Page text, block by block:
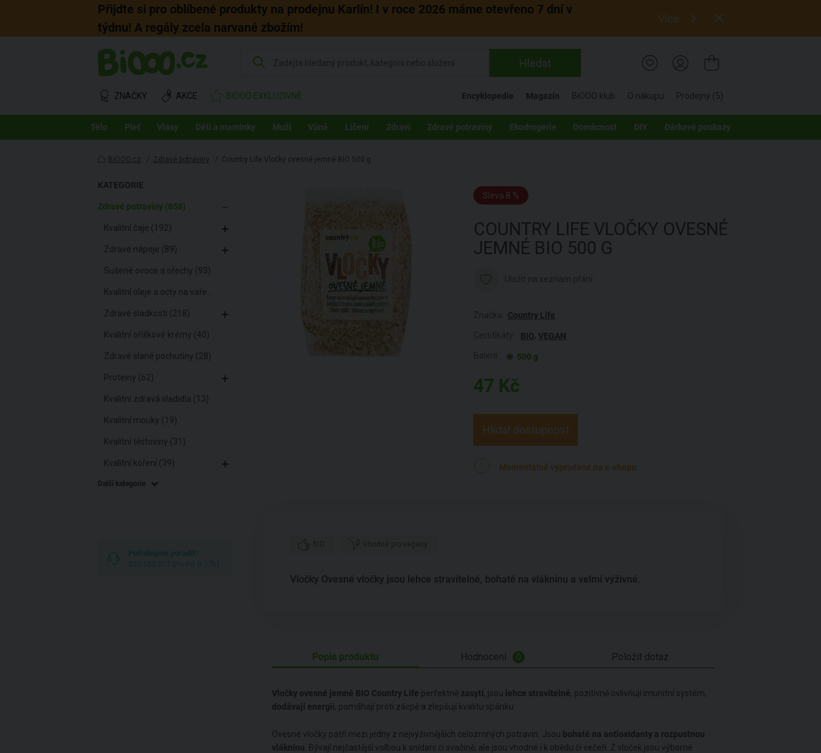
Přijdte si pro oblíbené produkty na prodejnu Karlín! I v roce 2026 máme otevřeno 7 dní v
týdnu! A regály zcela narvané zbožím!
Více
Hledat
ZNAČKY AKCE BIOOO EXKLUZIVNĚ Encyklopedie Magazín BiOOO klub O nákupu Prodejny (5)
Tělo Pleť Vlasy Děti a maminky Muži Vůně Líčení Zdraví Zdravé potraviny Ekodrogerie Domácnost DIY Dárkové poukazy
BiOOO.cz / Zdravé potraviny / Country Life Vločky ovesné jemné BIO 500 g
KATEGORIE
Zdravé potraviny (858)
Kvalitní čaje (192)
Zdravé nápoje (89)
Sušené ovoce a ořechy (93)
Zdravé sladkosti (218)
Kvalitní oříškové krémy (40)
Zdravé slané pochutiny (28)
Proteiny (62)
Kvalitní zdravá sladidla (13)
Kvalitní mouky (19)
Kvalitní těstoviny (31)
Kvalitní koření (39)
Další kategorie
Sleva 8 %
COUNTRY LIFE VLOČKY OVESNÉ
JEMNÉ BIO 500 G
Country Life
BIO, VEGAN
500 g
47 Kč
Hlídat dostupnost
Momentálně vyprodané na e-shopu
BIO Vhodné pro vegany
Vločky Ovesné vločky jsou lehce stravitelné, bohaté na vlákninu a velmi výživné.
Popis produktu Hodnocení 0 Položit dotaz
Vločky ovesné jemné BIO Country Life perfektně zasytí, jsou lehce stravitelné, pozitivně ovlivňují imunitní systém,
dodávají energii, pomáhají proti zácpě a zlepšují kvalitu spánku.
Ovesné vločky patří mezi jedny z nejvýživnějších celozrnných potravin. Jsou bohaté na antioxidanty a rozpustnou
vlákninu . Bývají nejčastější volbou k snídani či svačině, ale jsou vhodné i k obědu či večeři. Z vloček jsou výborné